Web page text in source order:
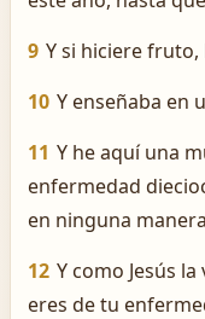
9 Y si hiciere fruto,
10 Y enseñaba en
11 Y he aquí una
enfermedad
en ninguna
12 Y como Jesús
eres de tu